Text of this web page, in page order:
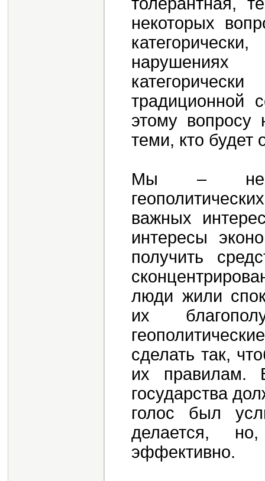
некоторых
этому вопросу
теми, кто будет
Мы –
важных
интересы
получить
люди жили
их
сделать так,
их правилам.
государства
голос был
делается,
эффективно.